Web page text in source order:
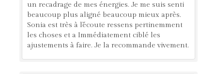
un recadrage de mes énergies. Je me suis senti
beaucoup plus aligné beaucoup mieux après.
Sonia est très à l'écoute ressens pertinemment
les choses et a Immédiatement ciblé les
ajustements à faire. Je la recommande vivement.